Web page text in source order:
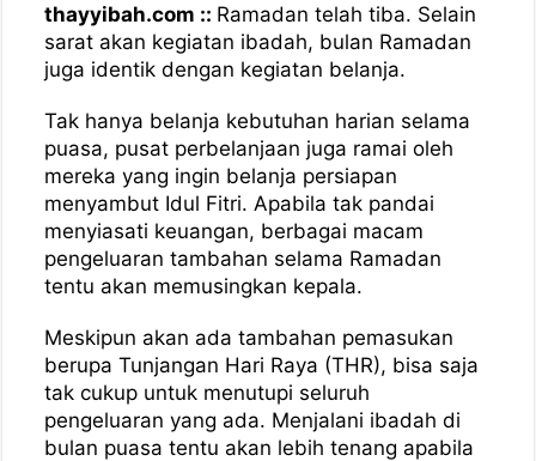
thayyibah.com :: Ramadan telah tiba. Selain
sarat akan kegiatan ibadah, bulan Ramadan
juga identik dengan kegiatan belanja.
Tak hanya belanja kebutuhan harian selama
puasa, pusat perbelanjaan juga ramai oleh
mereka yang ingin belanja persiapan
menyambut Idul Fitri. Apabila tak pandai
menyiasati keuangan, berbagai macam
pengeluaran tambahan selama Ramadan
tentu akan memusingkan kepala.
Meskipun akan ada tambahan pemasukan
berupa Tunjangan Hari Raya (THR), bisa saja
tak cukup untuk menutupi seluruh
pengeluaran yang ada. Menjalani ibadah di
bulan puasa tentu akan lebih tenang apabila